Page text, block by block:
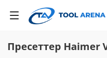
Пресеттер Haimer